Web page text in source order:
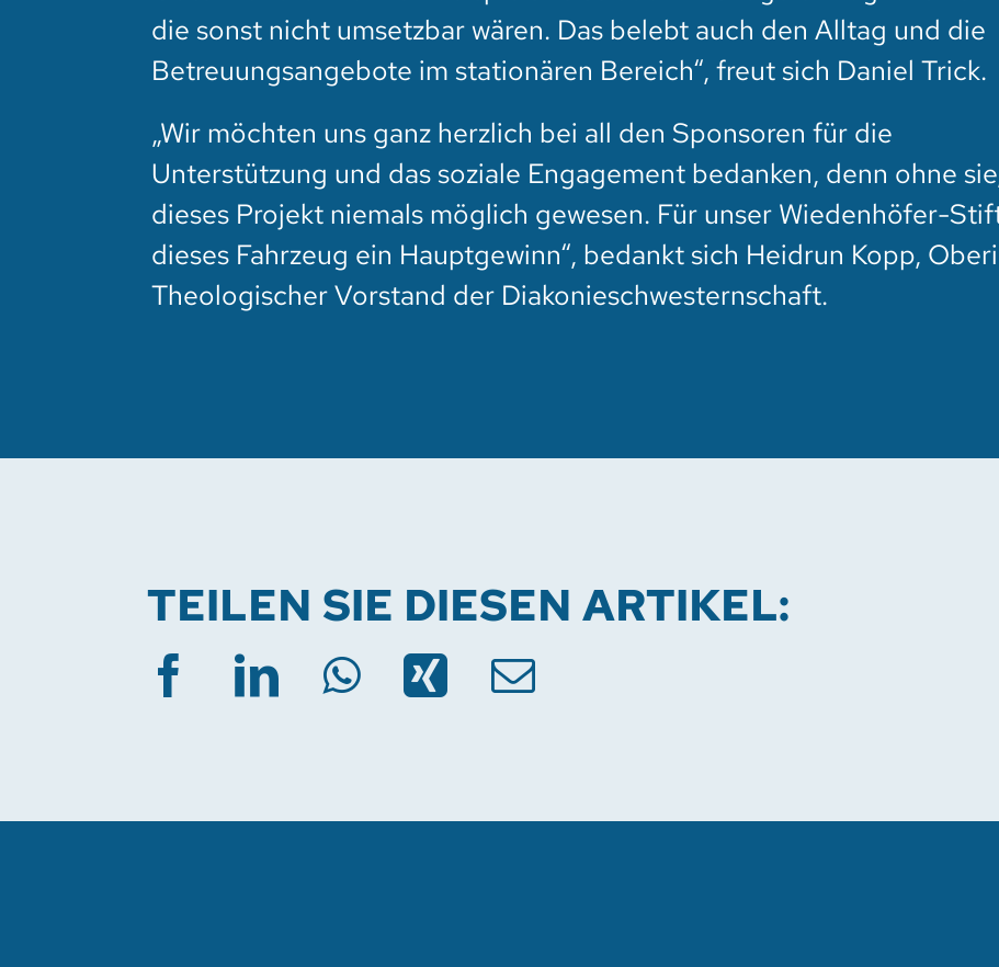
die sonst nicht umsetzbar wären. Das belebt auch den Alltag und die
Betreuungsangebote im stationären Bereich“, freut sich Daniel Trick.
„Wir möchten uns ganz herzlich bei all den Sponsoren für die
Unterstützung und das soziale Engagement bedanken, denn ohne
dieses Projekt niemals möglich gewesen. Für unser Wiedenhöfer-
dieses Fahrzeug ein Hauptgewinn“, bedankt sich Heidrun Kopp,
Theologischer Vorstand der Diakonieschwesternschaft.
TEILEN SIE DIESEN ARTIKEL: